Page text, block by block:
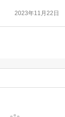
2023年11月22日